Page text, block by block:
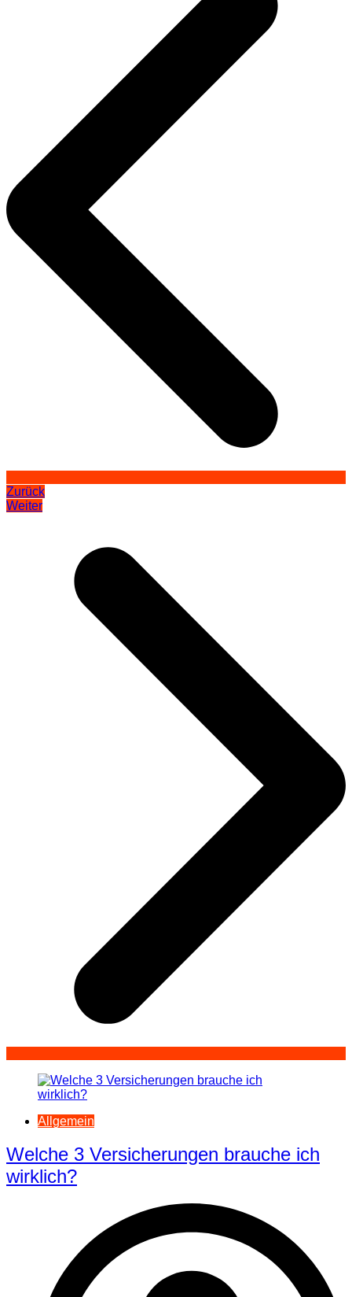
Zurück
Weiter
Allgemein
Welche 3 Versicherungen brauche ich
wirklich?